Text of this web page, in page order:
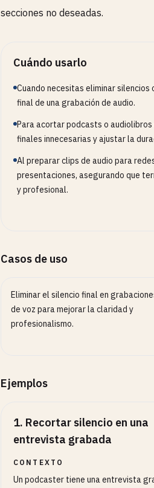
secciones no deseadas.
Cuándo usarlo
Cuando necesitas eliminar silencios
final de una grabación de audio.
Para acortar podcasts o
finales innecesarias y ajustar la
Al preparar clips de audio para
presentaciones, asegurando que
y profesional.
Casos de uso
Eliminar el silencio final en
de voz para mejorar la claridad y
profesionalismo.
Ejemplos
1. Recortar silencio en una
entrevista grabada
CONTEXTO
Un podcaster tiene una entrevista